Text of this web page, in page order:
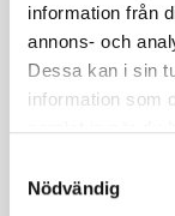
information från
annons- och
Dessa kan i sin
information som
samlat in när du
Nödvändig
Vad förväntas
Kriterier för att